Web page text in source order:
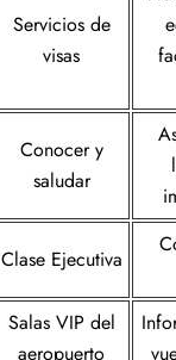
Servicios de
visas
Conocer y
saludar
Clase Ejecutiva
Salas VIP del
aeropuerto